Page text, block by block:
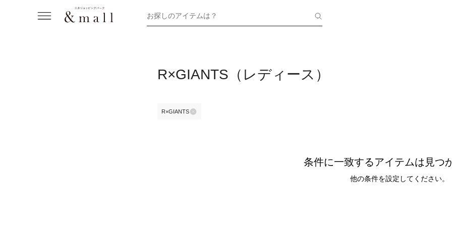
お探しのアイテムは？
R×GIANTS（レディース）
R×GIANTS
条件に一致するアイテムは見つ
他の条件を設定してください。